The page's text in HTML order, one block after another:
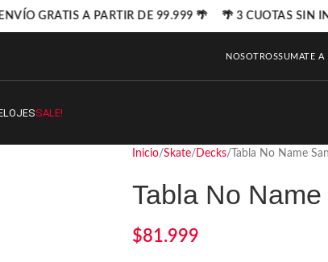
NOSOTROSSUMATE A
SALE!
Inicio Skate Decks Tabla No Name
Tabla No
$81.999
GRATIS A PARTIR DE 99.999 🌴 🌴 3 CUOTAS SIN